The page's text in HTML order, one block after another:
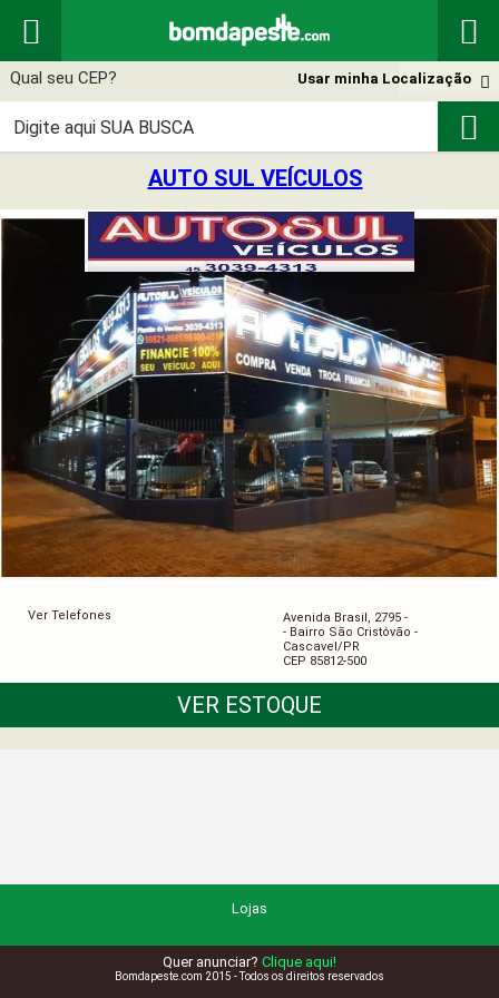
 

Usar minha Localização

AUTO SUL VEÍCULOS
Ver Telefones
Avenida Brasil, 2795 -
- Bairro São Cristóvão -
Cascavel/PR
CEP 85812-500
VER ESTOQUE
Lojas
Quer anunciar? Clique aqui!
Bomdapeste.com 2015 - Todos os direitos reservados